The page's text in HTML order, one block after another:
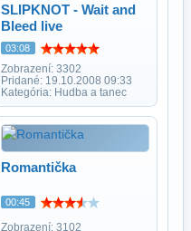
SLIPKNOT - Wait and
Bleed live
03:08
Zobrazení: 3302
Pridané: 19.10.2008 09:33
Kategória: Hudba a tanec
Romantička
00:45
Zobrazení: 3102